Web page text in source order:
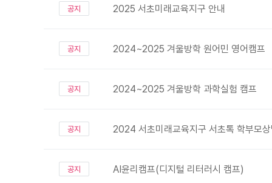
공지 2025 서초미래교육지구 안내
공지 2024~2025 겨울방학 원어민 영어캠프
공지 2024~2025 겨울방학 과학실험 캠프
공지 2024 서초미래교육지구 서초톡 학부모
공지 AI윤리캠프(디지털 리터러시 캠프)